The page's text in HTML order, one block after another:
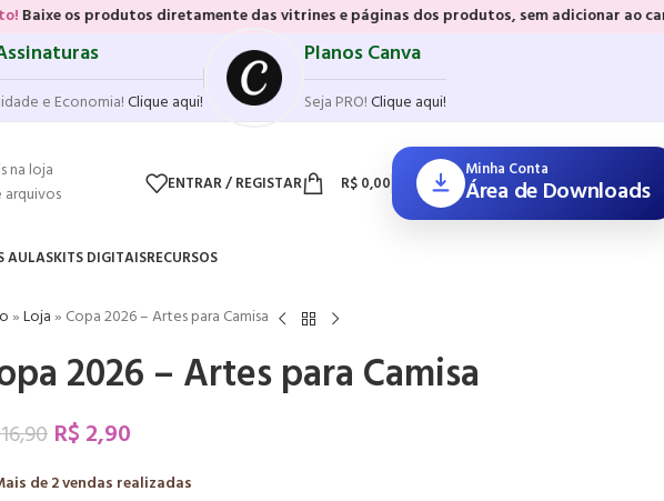
diretamente das vitrines e páginas dos produtos, sem adicionar ao carrinho e sem
e Economia!Clique aqui!
Planos Canva
Seja PRO!Clique aqui!
na loja
arquivos ENTRAR / REGISTAR R$0,00
Minha Conta
Área de Downloads
AULASKITS DIGITAISRECURSOS
»Loja» Copa 2026 – Artes para Camisa
2026 – Artes para Camisa
R$ 2,90
de2vendas realizadas